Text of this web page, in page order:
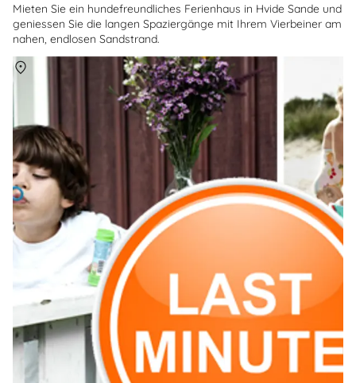
Mieten Sie ein hundefreundliches Ferienhaus in Hvide Sande und
geniessen Sie die langen Spaziergänge mit Ihrem Vierbeiner am
nahen, endlosen Sandstrand.